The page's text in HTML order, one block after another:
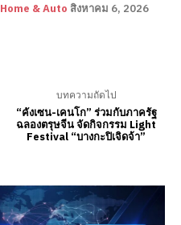
Home & Auto สิงหาคม 6, 2026
บทความถัดไป
“คังเซน-เคนโก” ร่วมกับภาครัฐ
ฉลองตรุษจีน จัดกิจกรรม Light
Festival “บางกะปิเจิดจ้า”